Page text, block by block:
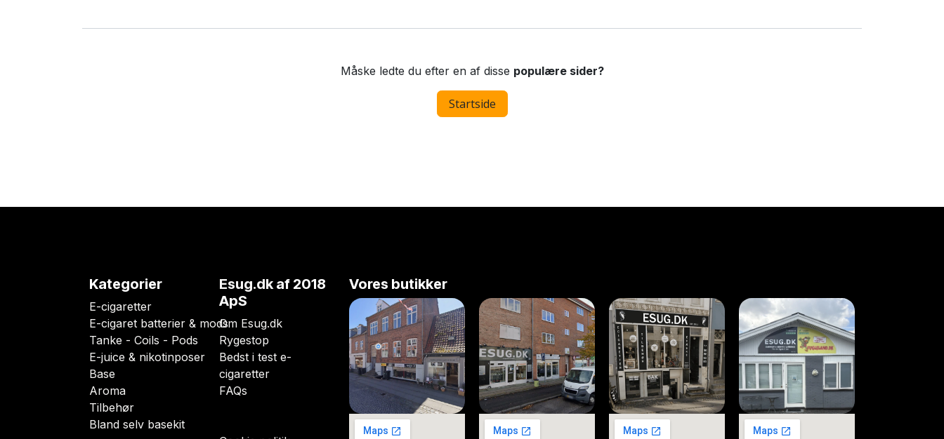
Måske ledte du efter en af disse populære sider?
Startside
Kategorier
E-cigaretter
E-cigaret batterier & mods
Tanke - Coils - Pods
E-juice & nikotinposer
Base
Aroma
Tilbehør
Bland selv basekit
Esug.dkaf 2018
ApS
Om Esug.dk
Rygestop
Bedst i test e-
cigaretter
FAQs
Vores butikker